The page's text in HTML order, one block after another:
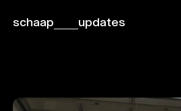
schaap updates